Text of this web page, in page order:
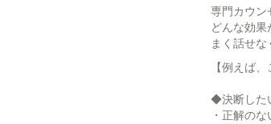
専門カウン
どんな効
まく話せな
【例えば
◆決断した
・正解の